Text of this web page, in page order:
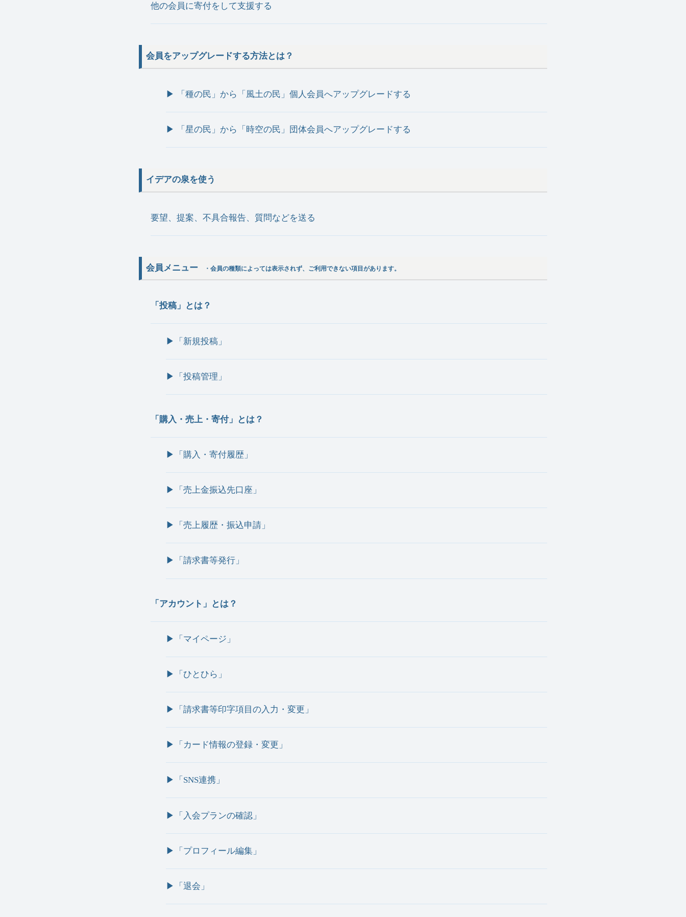
他の会員に寄付をして支援する
会員をアップグレードする方法とは？
▶︎ 「種の民」から「風土の民」個人会員へアップグレードする
▶︎ 「星の民」から「時空の民」団体会員へアップグレードする
イデアの泉を使う
要望、提案、不具合報告、質問などを送る
会員メニュー ・会員の種類によっては表示されず、ご利用できない項目があります。
「投稿」とは？
▶︎「新規投稿」
▶︎「投稿管理」
「購入・売上・寄付」とは？
▶︎「購入・寄付履歴」
▶︎「売上金振込先口座」
▶︎「売上履歴・振込申請」
▶︎「請求書等発行」
「アカウント」とは？
▶︎「マイページ」
▶︎「ひとひら」
▶︎「請求書等印字項目の入力・変更」
▶︎「カード情報の登録・変更」
▶︎「SNS連携」
▶︎「入会プランの確認」
▶︎「プロフィール編集」
▶︎「退会」